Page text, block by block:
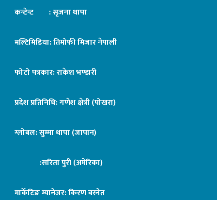
कन्टेन्ट : सृजना थापा
मल्टिमिडिया: तिमोफी मिजार नेपाली
फोटो पत्रकार: राकेश भण्डारी
प्रदेश प्रतिनिधि: गणेश क्षेत्री (पोखरा)
ग्लोबल: सुम्मा थापा (जापान)
:सरिता पुरी (अमेरिका)
मार्केटिङ म्यानेजर: किरण बस्नेत